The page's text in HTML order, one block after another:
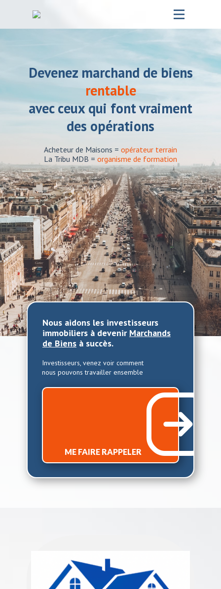
Nos services
Contact
ABONNEZ-VOUS À NOTRE PODCAST MDB!
Devenez marchand de biens
rentable
avec ceux qui font vraiment
des opérations
Acheteur de Maisons = opérateur terrain
La Tribu MDB = organisme de formation
Nous aidons les investisseurs
immobiliers à devenir Marchands
de Biens à succès.
Investisseurs, venez voir comment
nous pouvons travailler ensemb​le
ME FAIRE RAPPELER